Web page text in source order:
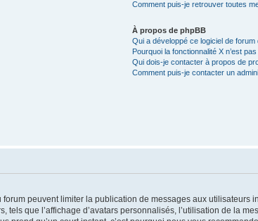
Comment puis-je retrouver toutes
À propos de phpBB
Qui a développé ce logiciel de
Pourquoi la fonctionnalité X n’est
Qui dois-je contacter à propos de
Comment puis-je contacter un
peuvent limiter la publication de messages aux
que l’affichage d’avatars personnalisés, l’utilisation de la